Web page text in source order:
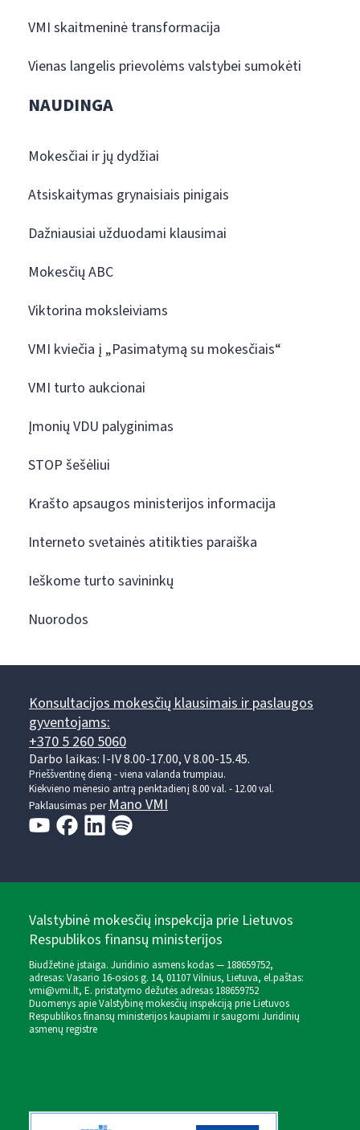
VMI skaitmeninė transformacija
Vienas langelis prievolėms valstybei sumokėti
NAUDINGA
Mokesčiai ir jų dydžiai
Atsiskaitymas grynaisiais pinigais
Dažniausiai užduodami klausimai
Mokesčių ABC
Viktorina moksleiviams
VMI kviečia į „Pasimatymą su mokesčiais“
VMI turto aukcionai
Įmonių VDU palyginimas
STOP šešėliui
Krašto apsaugos ministerijos informacija
Interneto svetainės atitikties paraiška
Ieškome turto savininkų
Nuorodos
Konsultacijos mokesčių klausimais ir paslaugos
gyventojams:
+370 5 260 5060
Darbo laikas: I-IV 8.00-17.00, V 8.00-15.45.
Prieššventinę dieną - viena valanda trumpiau.
Kiekvieno mėnesio antrą penktadienį 8.00 val. - 12.00 val.
Paklausimas perMano VMI
Valstybinė mokesčių inspekcija prie Lietuvos
Respublikos finansų ministerijos
Biudžetinė įstaiga. Juridinio asmens kodas — 188659752,
adresas: Vasario 16-osios g. 14, 01107 Vilnius, Lietuva, el.paštas:
vmi@vmi.lt, E. pristatymo dėžutės adresas 188659752
Duomenys apie Valstybinę mokesčių inspekciją prie Lietuvos
Respublikos finansų ministerijos kaupiami ir saugomi Juridinių
asmenų registre